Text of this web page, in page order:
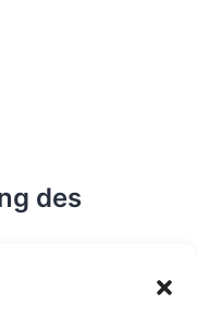
des